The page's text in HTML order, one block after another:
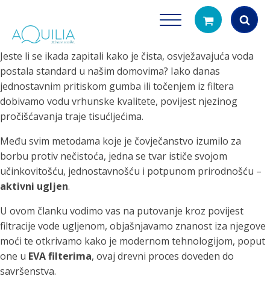
Products
search
Jeste li se ikada zapitali kako je čista, osvježavajuća voda
postala standard u našim domovima? Iako danas
jednostavnim pritiskom gumba ili točenjem iz filtera
dobivamo vodu vrhunske kvalitete, povijest njezinog
pročišćavanja traje tisućljećima.
Među svim metodama koje je čovječanstvo izumilo za
borbu protiv nečistoća, jedna se tvar ističe svojom
učinkovitošću, jednostavnošću i potpunom prirodnošću –
aktivni ugljen.
U ovom članku vodimo vas na putovanje kroz povijest
filtracije vode ugljenom, objašnjavamo znanost iza njegove
moći te otkrivamo kako je modernom tehnologijom, poput
one u EVA filterima, ovaj drevni proces doveden do
savršenstva.
Tuš glave
filtriranje vode za tuširanje
Potpuno prijenosno
čistu vodu za